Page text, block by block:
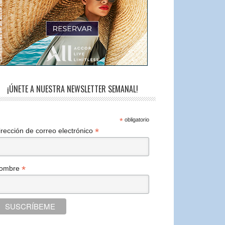
¡ÚNETE A NUESTRA NEWSLETTER SEMANAL!
* obligatorio
de correo electrónico *
*